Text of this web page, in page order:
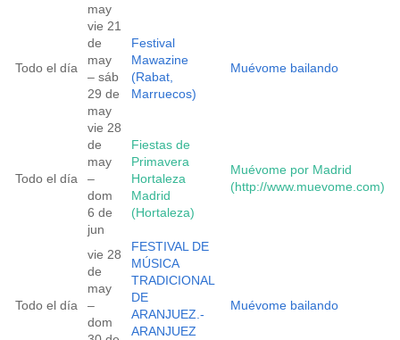
may
Todo el día
vie 21
de
may
– sáb
29 de
may
Festival
Mawazine
(Rabat,
Marruecos)
Muévome bailando
Todo el día
vie 28
de
may
–
dom
6 de
jun
Fiestas de
Primavera
Hortaleza
Madrid
(Hortaleza)
Muévome por Madrid
(http://www.muevome.com)
Todo el día
vie 28
de
may
–
dom
FESTIVAL DE
MÚSICA
TRADICIONAL
DE
ARANJUEZ.-
ARANJUEZ
Muévome bailando